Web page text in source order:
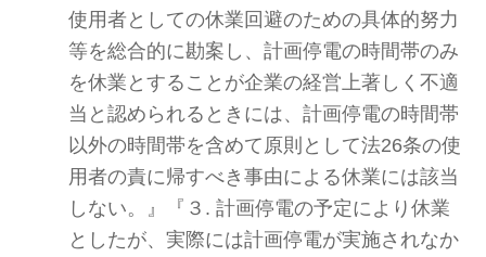
使用者としての休業回避のための具体的努力
等を総合的に勘案し、計画停電の時間帯のみ
を休業とすることが企業の経営上著しく不適
当と認められるときには、計画停電の時間帯
以外の時間帯を含めて原則として法26条の使
用者の責に帰すべき事由による休業には該当
しない。』『３. 計画停電の予定により休業
としたが、実際には計画停電が実施されなか